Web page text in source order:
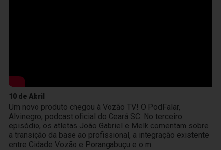
10 de Abril
Um novo produto chegou à Vozão TV! O PodFalar,
Alvinegro, podcast oficial do Ceará SC. No terceiro
episódio, os atletas João Gabriel e Melk comentam sobre
a transição da base ao profissional, a integração existente
entre Cidade Vozão e Porangabuçu e o m